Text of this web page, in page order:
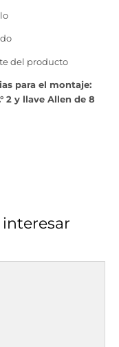
del producto
para el montaje:
2 y llave Allen de 8